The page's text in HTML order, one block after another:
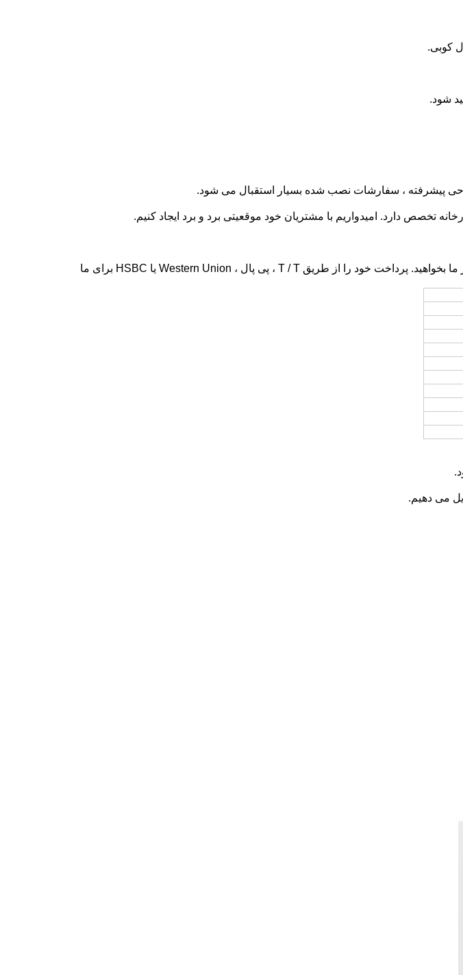
پیشرفته ، سفارشات نصب شده بسیار استقبال می شود.
امیدواریم با مشتریان خود موقعیتی برد و برد ایجاد کنیم.
A6: شماره های مدل و مقدار خود را از طریق ایمیل به ما اطلاع دهید و هزینه حمل و نقل را از ما بخواهید. پرداخت خود را از طریق T / T ، پی پال ، Western Union یا HSBC برای ما